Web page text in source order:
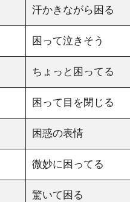
汗かきながら困る
困って泣きそう
ちょっと困ってる
困って目を閉じる
困惑の表情
微妙に困ってる
驚いて困る